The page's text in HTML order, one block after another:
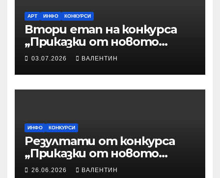
АРТ ИНФО КОНКУРСИ
Втори етап на конкурса
„Приказки от новото
време“ – Илюстрации към
03.07.2026 ВАЛЕНТИН
ИНФО КОНКУРСИ
Резултати от конкурса
„Приказки от новото
време“
26.06.2026 ВАЛЕНТИН